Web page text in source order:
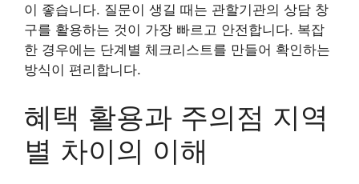
이 좋습니다. 질문이 생길 때는 관할기관의 상담 창
구를 활용하는 것이 가장 빠르고 안전합니다. 복잡
한 경우에는 단계별 체크리스트를 만들어 확인하는
방식이 편리합니다.
혜택 활용과 주의점 지역
별 차이의 이해